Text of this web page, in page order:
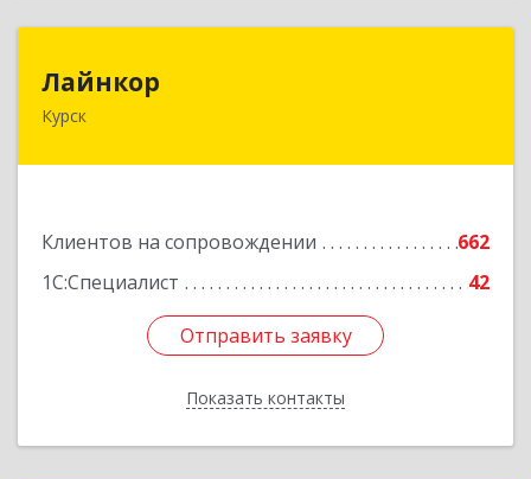
Лайнкор
Курск
Клиентов на сопровождении
662
1С:Специалист
42
Отправить заявку
Показать контакты
305021, Курская обл, Курск г, Победы пр-кт, дом
Отправить заявку
Назад